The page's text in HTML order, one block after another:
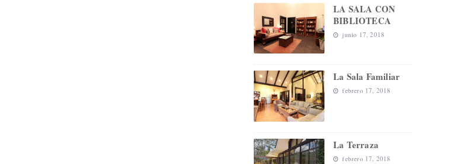
LA SALA CON
BIBLIOTECA
junio 17, 2018
La Sala Familiar
febrero 17, 2018
La Terraza
febrero 17, 2018